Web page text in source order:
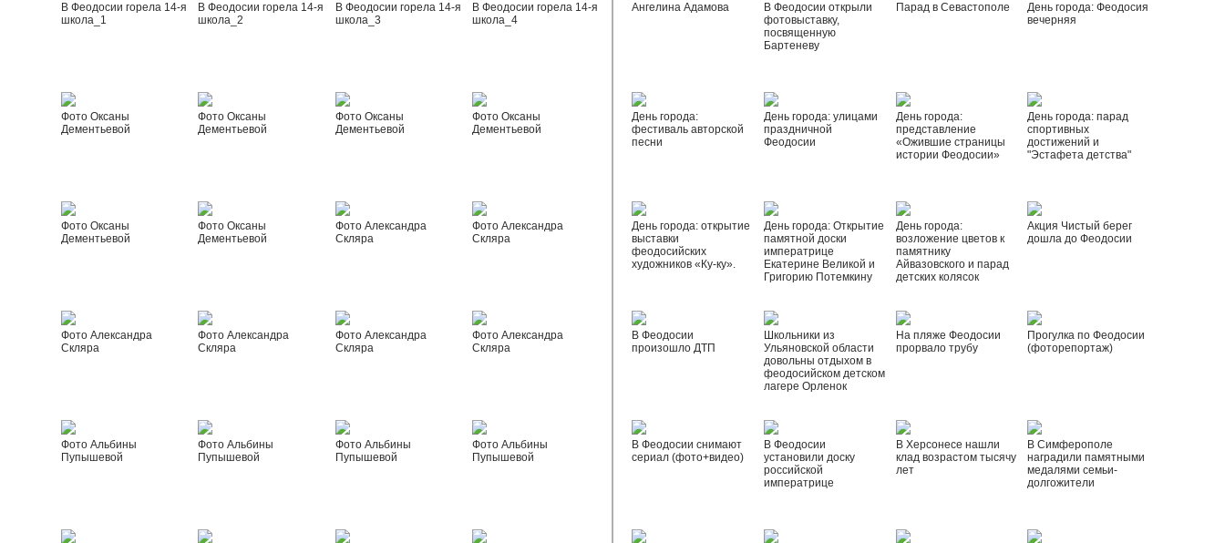
В Феодосии горела 14-я
школа_1
В Феодосии горела 14-я
школа_2
В Феодосии горела 14-я
школа_3
В Феодосии горела 14-я
школа_4
Фото Оксаны
Дементьевой
Фото Оксаны
Дементьевой
Фото Оксаны
Дементьевой
Фото Оксаны
Дементьевой
Фото Оксаны
Дементьевой
Фото Оксаны
Дементьевой
Фото Александра
Скляра
Фото Александра
Скляра
Фото Александра
Скляра
Фото Александра
Скляра
Фото Александра
Скляра
Фото Александра
Скляра
Фото Альбины
Пупышевой
Фото Альбины
Пупышевой
Фото Альбины
Пупышевой
Фото Альбины
Пупышевой
Ангелина Адамова
В Феодосии открыли
фотовыставку,
посвященную
Бартеневу
Парад в Севастополе
День города: Феодосия
вечерняя
День города:
фестиваль авторской
песни
День города: улицами
праздничной
Феодосии
День города:
представление
«Ожившие страницы
истории Феодосии»
День города: парад
спортивных
достижений и
"Эстафета детства"
День города: открытие
выставки
феодосийских
художников «Ку-ку».
День города: Открытие
памятной доски
императрице
Екатерине Великой и
Григорию Потемкину
День города:
возложение цветов к
памятнику
Айвазовского и парад
детских колясок
Акция Чистый берег
дошла до Феодосии
В Феодосии
произошло ДТП
Школьники из
Ульяновской области
довольны отдыхом в
феодосийском детском
лагере Орленок
На пляже Феодосии
прорвало трубу
Прогулка по Феодосии
(фоторепортаж)
В Феодосии снимают
сериал (фото+видео)
В Феодосии
установили доску
российской
императрице
В Херсонесе нашли
клад возрастом тысячу
лет
В Симферополе
наградили памятными
медалями семьи-
долгожители